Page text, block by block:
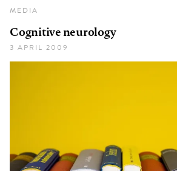
MEDIA
Cognitive neurology
3 APRIL 2009